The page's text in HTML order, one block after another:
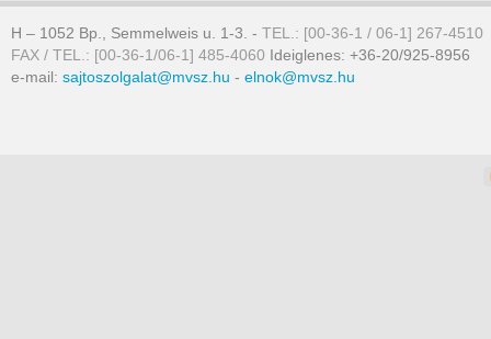
H – 1052 Bp., Semmelweis u. 1-3. - TEL.: [00-36-1 / 06-1] 267-4510
FAX / TEL.: [00-36-1/06-1] 485-4060 Ideiglenes: +36-20/925-8956
e-mail: sajtoszolgalat@mvsz.hu - elnok@mvsz.hu